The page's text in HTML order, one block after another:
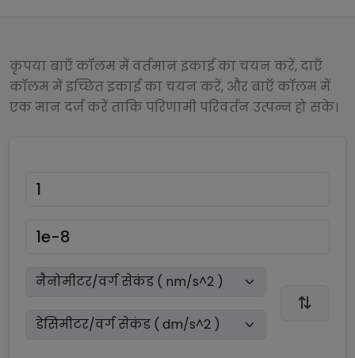
कृपया बाएँ कॉलम में वर्तमान इकाई का चयन करें, दाएँ
कॉलम में इच्छित इकाई का चयन करें, और बाएँ कॉलम में
एक मान दर्ज करें ताकि परिणामी परिवर्तन उत्पन्न हो सके।